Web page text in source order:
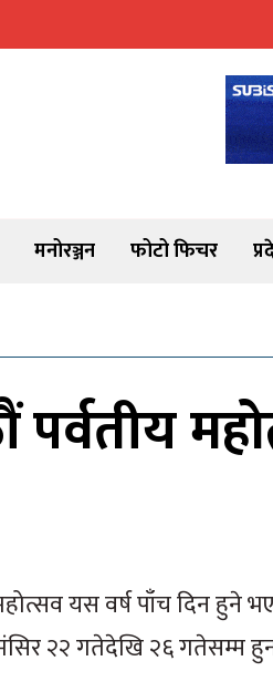
मनोरञ्जन फोटो फिचर
यस वर्ष पाँच दिन हुने
२२ गतेदेखि २६ गतेसम्म